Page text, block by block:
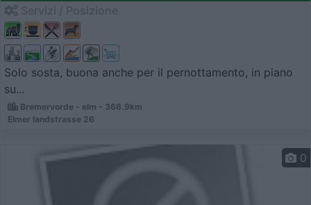
Solo sosta, buona anche per il pernottamento, in piano
su...
Bremervorde - elm - 366.9km
Elmer landstrasse 26
0